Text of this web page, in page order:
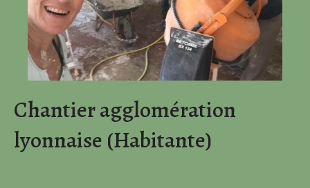
Chantier agglomération
lyonnaise (Habitante)